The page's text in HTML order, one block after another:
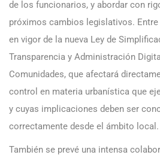
de los funcionarios, y abordar con
próximos cambios legislativos.
en vigor de la nueva Ley de
Transparencia y Administración
Comunidades, que afectará
control en materia urbanística que
y cuyas implicaciones deben ser
correctamente desde el ámbito local.
También se prevé una intensa